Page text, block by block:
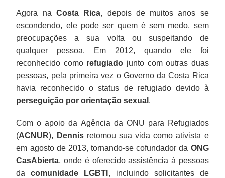
Agora na Costa Rica, depois de muitos anos se
escondendo, ele pode ser quem é sem medo, sem
preocupações a sua volta ou suspeitando de
qualquer pessoa. Em 2012, quando ele foi
reconhecido como refugiado junto com outras duas
pessoas, pela primeira vez o Governo da Costa Rica
havia reconhecido o status de refugiado devido à
perseguição por orientação sexual .
Com o apoio da Agência da ONU para Refugiados
(ACNUR), Dennisretomou sua vida como ativista e
em agosto de 2013, tornando-se cofundador da ONG
CasAbierta, onde é oferecido assistência à pessoas
dacomunidade LGBTI , incluindo solicitantes de